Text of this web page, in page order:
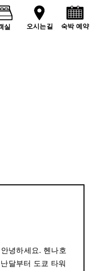
실 오시는길 숙박 예약
녕하세요. 헨나호
달부터 도쿄 타워